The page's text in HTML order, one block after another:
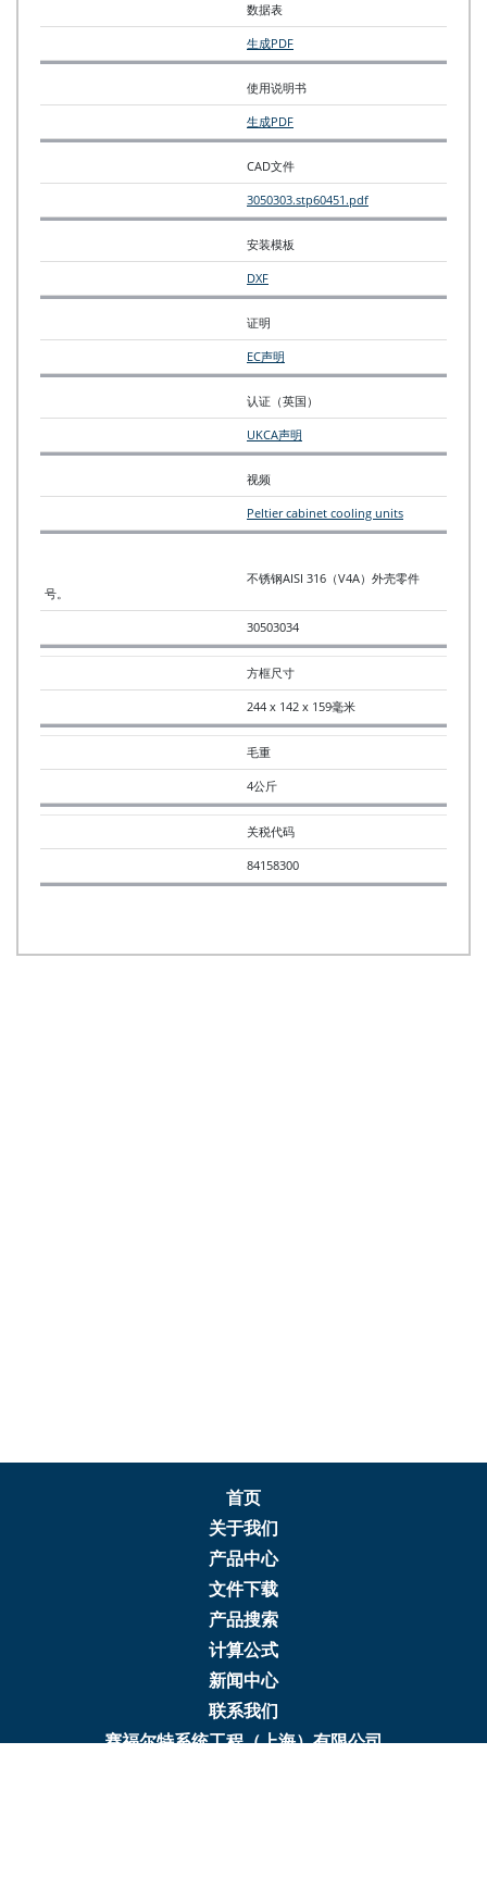
数据表
生成PDF
使用说明书
生成PDF
CAD文件
3050303.stp60451.pdf
安装模板
DXF
证明
EC声明
认证（英国）
UKCA声明
视频
Peltier cabinet cooling units
不锈钢AISI 316（V4A）外壳零件
号。
30503034
方框尺寸
244 x 142 x 159毫米
毛重
4公斤
关税代码
84158300
首页
关于我们
产品中心
文件下载
产品搜索
计算公式
新闻中心
联系我们
赛福尔特系统工程（上海）有限公司